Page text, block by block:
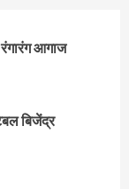
आगाज
बिजेंद्र